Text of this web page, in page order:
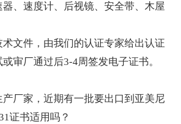
、速度计、后视镜、安全带、木屋
文件，由我们的认证专家给出认证
或审厂通过后3-4周签发电子证书。
产厂家，近期有一批要出口到亚美尼
证书适用吗？